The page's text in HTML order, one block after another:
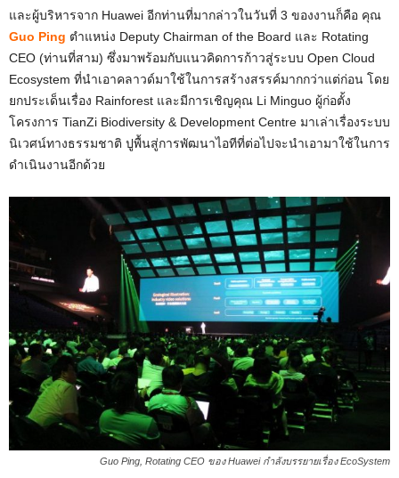
และผู้บริหารจาก Huawei อีกท่านที่มากล่าวในวันที่ 3 ของงานก็คือ คุณ
Guo Ping ตำแหน่ง Deputy Chairman of the Board และ Rotating
CEO (ท่านที่สาม) ซึ่งมาพร้อมกับแนวคิดการก้าวสู่ระบบ Open Cloud
Ecosystem ที่นำเอาคลาวด์มาใช้ในการสร้างสรรค์มากกว่าแต่ก่อน โดย
ยกประเด็นเรื่อง Rainforest และมีการเชิญคุณ Li Minguo ผู้ก่อตั้ง
โครงการ TianZi Biodiversity & Development Centre มาเล่าเรื่องระบบ
นิเวศน์ทางธรรมชาติ ปูพื้นสู่การพัฒนาไอทีที่ต่อไปจะนำเอามาใช้ในการ
ดำเนินงานอีกด้วย
Guo Ping, Rotating CEO ของ Huawei กำลังบรรยายเรื่อง EcoSystem